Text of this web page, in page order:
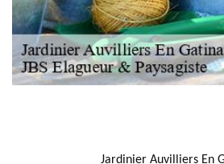
Jardinier Auvilliers En